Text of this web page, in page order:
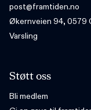
post@framtiden.no
Økernveien 94, 0579
Varsling
Støtt oss
Bli medlem